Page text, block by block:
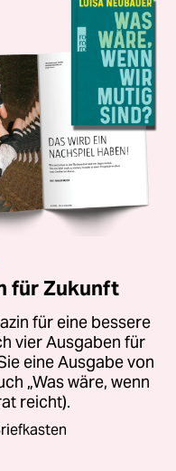
für Zukunft
für eine bessere
vier Ausgaben für
eine Ausgabe von
„Was wäre, wenn
reicht).